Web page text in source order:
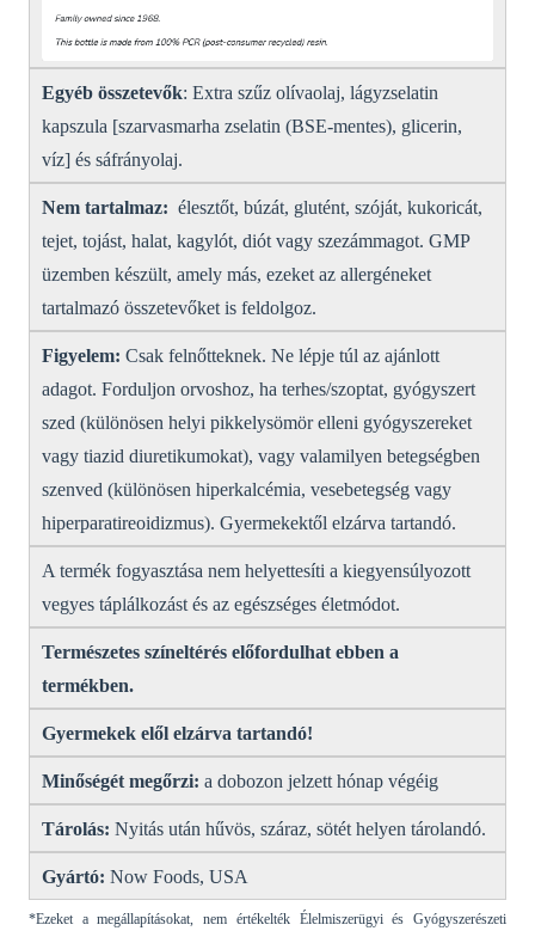
Egyéb összetevők: Extra szűz olívaolaj, lágyzselatin
kapszula [szarvasmarha zselatin (BSE-mentes), glicerin,
víz] és sáfrányolaj.
Nem tartalmaz: élesztőt, búzát, glutént, szóját, kukoricát,
tejet, tojást, halat, kagylót, diót vagy szezámmagot. GMP
üzemben készült, amely más, ezeket az allergéneket
tartalmazó összetevőket is feldolgoz.
Figyelem: Csak felnőtteknek. Ne lépje túl az ajánlott
adagot. Forduljon orvoshoz, ha terhes/szoptat, gyógyszert
szed (különösen helyi pikkelysömör elleni gyógyszereket
vagy tiazid diuretikumokat), vagy valamilyen betegségben
szenved (különösen hiperkalcémia, vesebetegség vagy
hiperparatireoidizmus). Gyermekektől elzárva tartandó.
A termék fogyasztása nem helyettesíti a kiegyensúlyozott
vegyes táplálkozást és az egészséges életmódot.
Természetes színeltérés előfordulhat ebben a
termékben.
Gyermekek elől elzárva tartandó!
Minőségét megőrzi: a dobozon jelzett hónap végéig
Tárolás: Nyitás után hűvös, száraz, sötét helyen tárolandó.
Gyártó: Now Foods, USA
*Ezeket a megállapításokat, nem értékelték Élelmiszerügyi és Gyógyszerészeti